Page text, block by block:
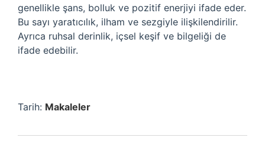
genellikle şans, bolluk ve pozitif enerjiyi ifade eder.
Bu sayı yaratıcılık, ilham ve sezgiyle ilişkilendirilir.
Ayrıca ruhsal derinlik, içsel keşif ve bilgeliği de
ifade edebilir.
Tarih: Makaleler